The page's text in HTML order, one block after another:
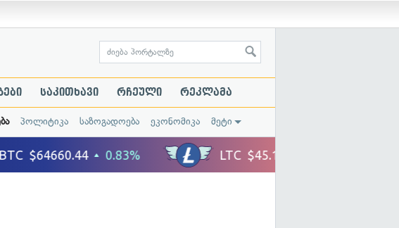
საკითხავი რჩეული რეკლამა
პოლიტიკა საზოგადოება ეკონომიკა მეტი